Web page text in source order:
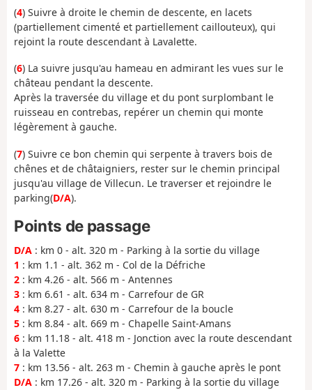
(4) Suivre à droite le chemin de descente, en lacets
(partiellement cimenté et partiellement caillouteux), qui
rejoint la route descendant à Lavalette.
(6) La suivre jusqu'au hameau en admirant les vues sur le
château pendant la descente.
Après la traversée du village et du pont surplombant le
ruisseau en contrebas, repérer un chemin qui monte
légèrement à gauche.
(7) Suivre ce bon chemin qui serpente à travers bois de
chênes et de châtaigniers, rester sur le chemin principal
jusqu'au village de Villecun. Le traverser et rejoindre le
parking(D/A).
Points de passage
D/A : km 0 - alt. 320 m - Parking à la sortie du village
1 : km 1.1 - alt. 362 m - Col de la Défriche
2 : km 4.26 - alt. 566 m - Antennes
3 : km 6.61 - alt. 634 m - Carrefour de GR
4 : km 8.27 - alt. 630 m - Carrefour de la boucle
5 : km 8.84 - alt. 669 m - Chapelle Saint-Amans
6 : km 11.18 - alt. 418 m - Jonction avec la route descendant
à la Valette
7 : km 13.56 - alt. 263 m - Chemin à gauche après le pont
D/A : km 17.26 - alt. 320 m - Parking à la sortie du village